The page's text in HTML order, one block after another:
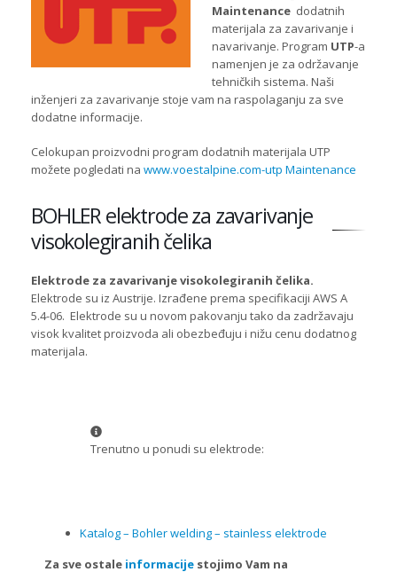
Maintenance dodatnih
materijala za zavarivanje i
navarivanje. Program UTP-a
namenjen je za održavanje
tehničkih sistema. Naši
inženjeri za zavarivanje stoje vam na raspolaganju za sve
dodatne informacije.
Celokupan proizvodni program dodatnih materijala UTP
možete pogledati na www.voestalpine.com-utp Maintenance
BOHLER elektrode za zavarivanje
visokolegiranih čelika
Elektrode za zavarivanje visokolegiranih čelika.
Elektrode su iz Austrije. Izrađene prema specifikaciji AWS A
5.4-06. Elektrode su u novom pakovanju tako da zadržavaju
visok kvalitet proizvoda ali obezbeđuju i nižu cenu dodatnog
materijala.
Trenutno u ponudi su elektrode:
Katalog – Bohler welding – stainless elektrode
Za sve ostale informacije stojimo Vam na